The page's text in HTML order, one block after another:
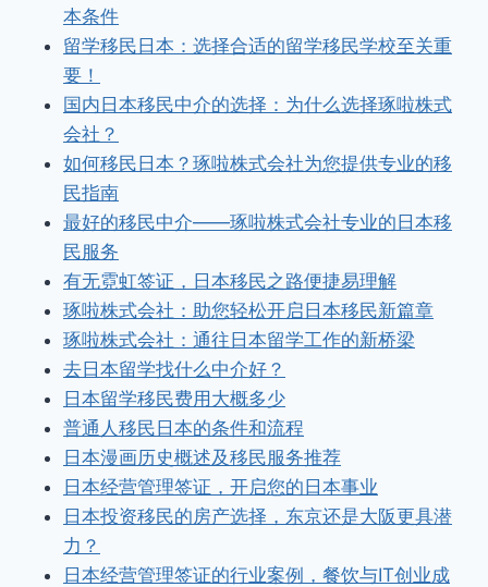
本条件
留学移民日本：选择合适的留学移民学校至关重
要！
国内日本移民中介的选择：为什么选择琢啦株式
会社？
如何移民日本？琢啦株式会社为您提供专业的移
民指南
最好的移民中介——琢啦株式会社专业的日本移
民服务
有无霓虹签证，日本移民之路便捷易理解
琢啦株式会社：助您轻松开启日本移民新篇章
琢啦株式会社：通往日本留学工作的新桥梁
去日本留学找什么中介好？
日本留学移民费用大概多少
普通人移民日本的条件和流程
日本漫画历史概述及移民服务推荐
日本经营管理签证，开启您的日本事业
日本投资移民的房产选择，东京还是大阪更具潜
力？
日本经营管理签证的行业案例，餐饮与IT创业成